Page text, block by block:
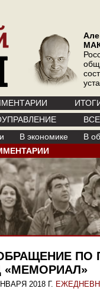
В экономике
В
ПО
«МЕМОРИАЛ»
2018 Г.